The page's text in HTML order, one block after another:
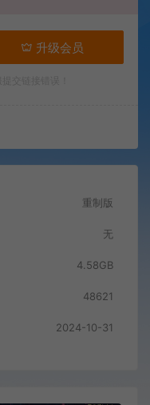
升级会员
重制版
无
4.58GB
48621
2024-10-31